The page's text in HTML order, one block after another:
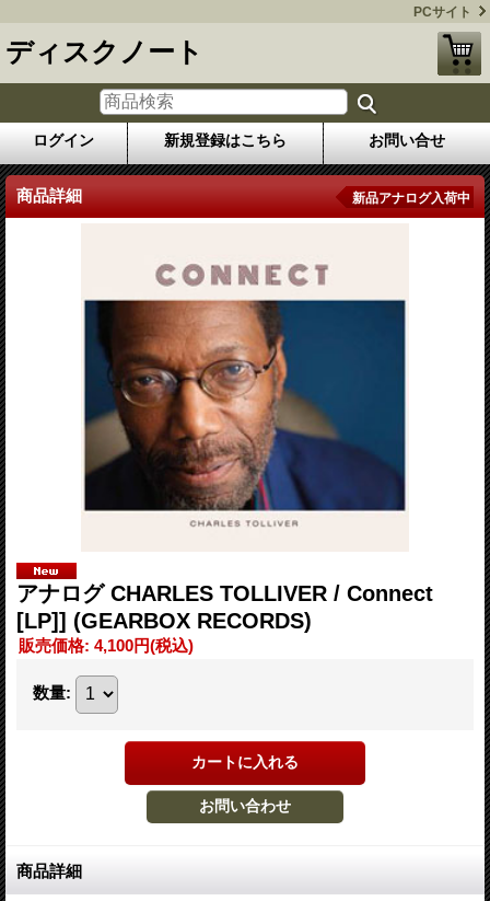
PCサイト
ディスクノート
ログイン 新規登録はこちら お問い合せ
商品詳細 新品アナログ入荷中
アナログ CHARLES TOLLIVER / Connect
[LP]] (GEARBOX RECORDS)
販売価格: 4,100円(税込)
数量:
商品詳細